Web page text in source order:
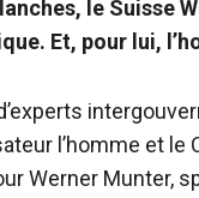
le Suisse
Et, pour lui,
l’homme et
Werner Munter,